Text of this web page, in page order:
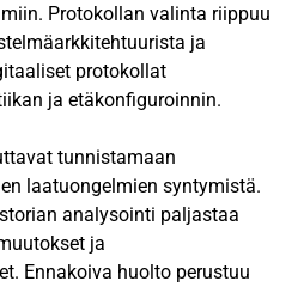
Protokollan valinta riippuu
ja
protokollat
ja etäkonfiguroinnin.
tunnistamaan
laatuongelmien syntymistä.
analysointi paljastaa
ja
Ennakoiva huolto perustuu